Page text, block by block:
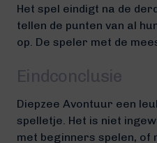
Het spel eindigt na de
tellen de punten van al
op. De speler met de
Eindconclusie
Diepzee Avontuur een
spelletje. Het is niet
met beginners spelen, of